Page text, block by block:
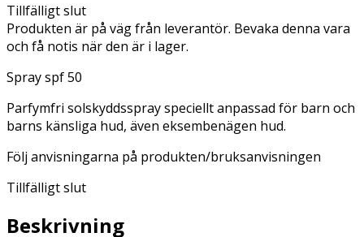
Tillfälligt slut
Produkten är på väg från leverantör. Bevaka denna vara
och få notis när den är i lager.
Spray spf 50
Parfymfri solskyddsspray speciellt anpassad för barn och
barns känsliga hud, även eksembenägen hud.
Följ anvisningarna på produkten/bruksanvisningen
Tillfälligt slut
Beskrivning